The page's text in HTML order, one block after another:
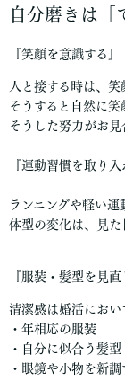
自分磨きは「
『笑顔を意識する』
人と接する時は、笑
そうすると自然に笑
そうした努力がお見
『運動習慣を取り入
ランニングや軽い運
体型の変化は、見た
『服装・髪型を見直
清潔感は婚活におい
・年相応の服装
・自分に似合う髪型
・眼鏡や小物を新調